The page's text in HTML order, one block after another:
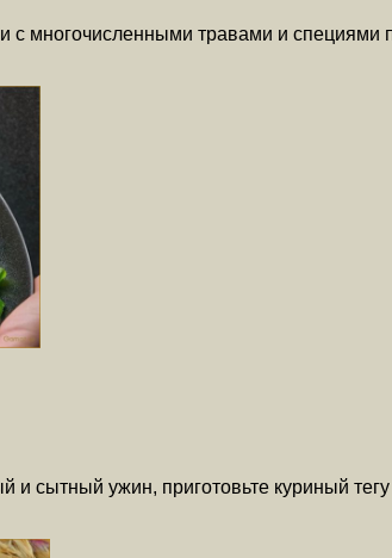
многочисленными травами и специями
и сытный ужин, приготовьте куриный